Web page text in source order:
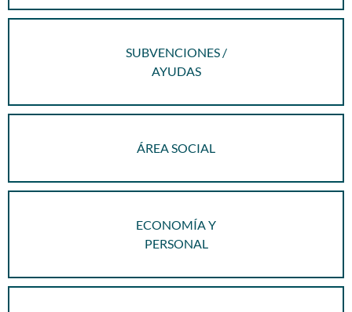
SUBVENCIONES /
AYUDAS
ÁREA SOCIAL
ECONOMÍA Y
PERSONAL